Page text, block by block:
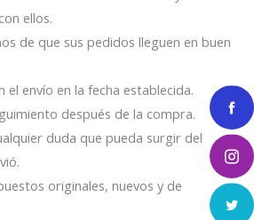
ellos.
de que sus pedidos lleguen en buen
el envío en la fecha establecida.
después de la compra.
duda que pueda surgir del
originales, nuevos y de